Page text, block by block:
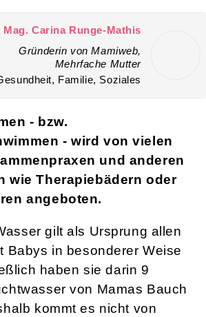
Mag. Carina Runge-Mathis
Gründerin von Mamiweb,
Mehrfache Mutter
Familie, Soziales
- bzw.
- wird von vielen
und anderen
wie Therapiebädern oder
angeboten.
gilt als Ursprung allen
Babys in besonderer Weise
haben sie darin 9
von Mamas Bauch
kommt es nicht von